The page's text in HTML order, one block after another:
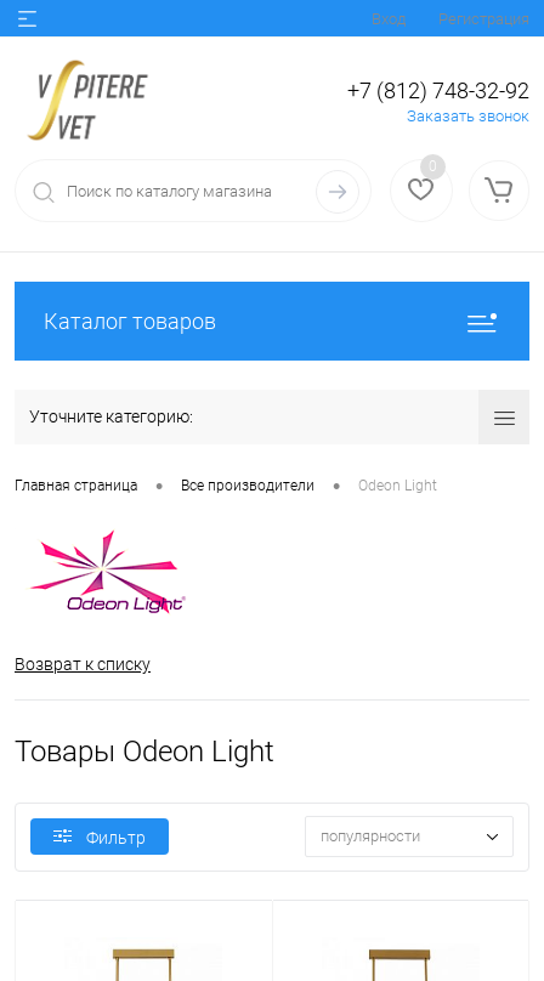
Вход Регистрация
+7 (812) 748-32-92
Заказать звонок
0
Каталог товаров
Уточните категорию:
Главная страница • Все производители • Odeon Light
Возврат к списку
Товары Odeon Light
Фильтр популярности